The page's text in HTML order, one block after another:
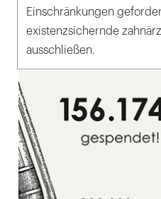
Einschränkungen
existenzsichernde
ausschließen.